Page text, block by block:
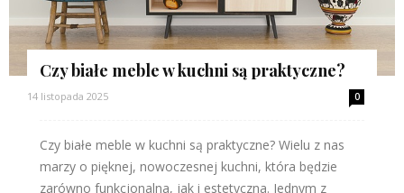
Czy białe meble w kuchni są praktyczne?
14 listopada 2025 0
Czy białe meble w kuchni są praktyczne? Wielu z nas
marzy o pięknej, nowoczesnej kuchni, która będzie
zarówno funkcjonalna, jak i estetyczna. Jednym z